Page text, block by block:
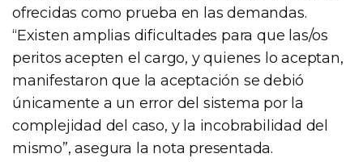
ofrecidas como prueba en las demandas.
“Existen amplias dificultades para que las/os
peritos acepten el cargo, y quienes lo aceptan,
manifestaron que la aceptación se debió
únicamente a un error del sistema por la
complejidad del caso, y la incobrabilidad del
mismo”, asegura la nota presentada.